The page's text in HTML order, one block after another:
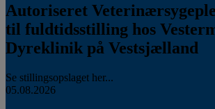
Autoriseret
til fuldtidsstilling hos
Dyreklinik på Vestsjælland
Se stillingsopslaget her...
05.08.2026